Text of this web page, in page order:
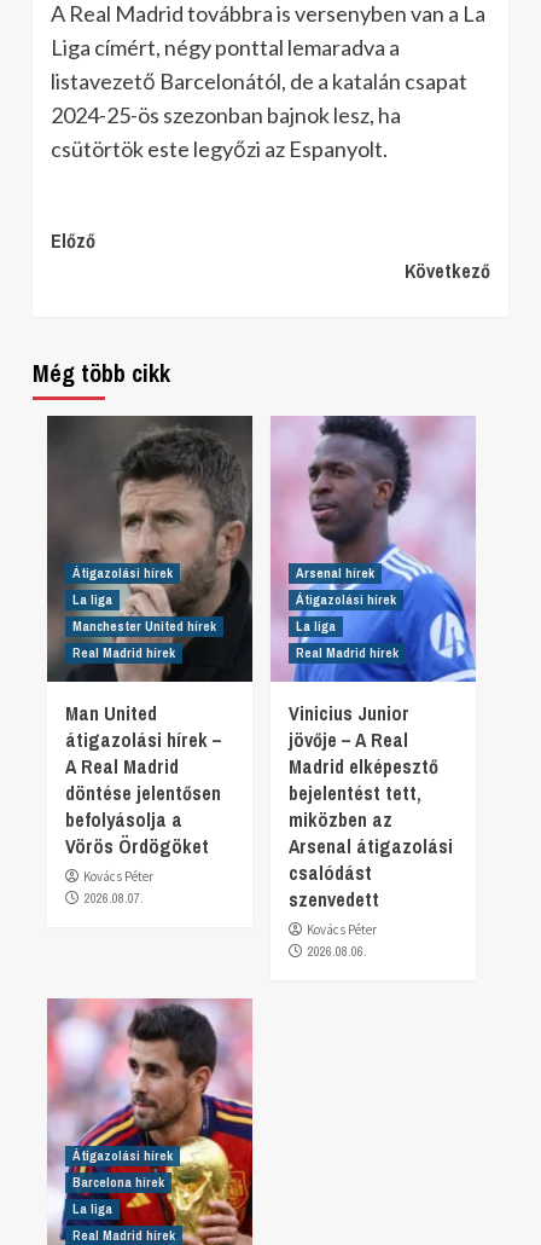
A Real Madrid továbbra is versenyben van a La
Liga címért, négy ponttal lemaradva a
listavezető Barcelonától, de a katalán csapat
2024-25-ös szezonban bajnok lesz, ha
csütörtök este legyőzi az Espanyolt.
Continue
Előző
Következő
Még több cikk
Átigazolási hírek
La liga
Manchester United hírek
Real Madrid hírek
Man United
átigazolási hírek –
A Real Madrid
döntése jelentősen
befolyásolja a
Vörös Ördögöket
Kovács Péter
2026.08.07.
Arsenal hírek
Átigazolási hírek
La liga
Real Madrid hírek
Vinicius Junior
jövője – A Real
Madrid elképesztő
bejelentést tett,
miközben az
Arsenal átigazolási
csalódást
szenvedett
Kovács Péter
2026.08.06.
Átigazolási hírek
Barcelona hírek
La liga
Real Madrid hírek